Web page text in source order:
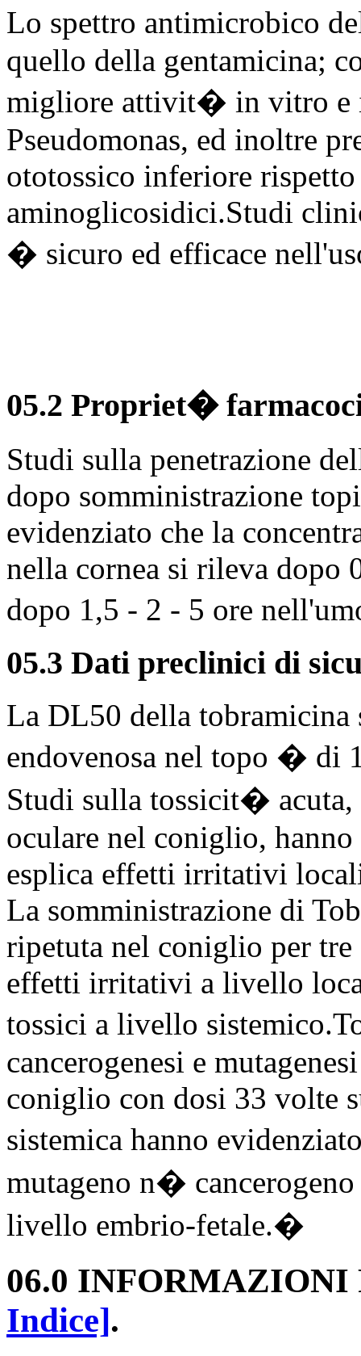
Lo spettro antimicrobico
quello della gentamicina;
migliore attivit� in vitro e
Pseudomonas, ed inoltre
ototossico inferiore
aminoglicosidici.Studi
� sicuro ed efficace
05.2 Propriet�
Studi sulla penetrazione
dopo somministrazione
evidenziato che la
nella cornea si rileva dopo
dopo 1,5 - 2 - 5 ore
05.3 Dati preclinici di
La DL50 della tobramicina
endovenosa nel topo � di
Studi sulla tossicit� acuta,
oculare nel coniglio,
esplica effetti irritativi
La somministrazione di
ripetuta nel coniglio per tre
effetti irritativi a livello
tossici a livello
cancerogenesi e
coniglio con dosi 33 volte
sistemica hanno
mutageno n�
livello embrio-fetale.�
06.0
Indice].